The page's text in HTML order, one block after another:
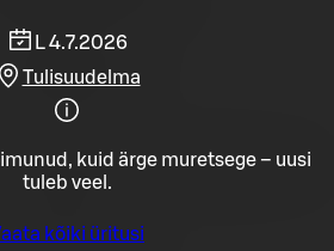
L 4.7.2026
Tulisuudelma
kuid ärge muretsege – uusi
tuleb veel.
kõiki üritusi